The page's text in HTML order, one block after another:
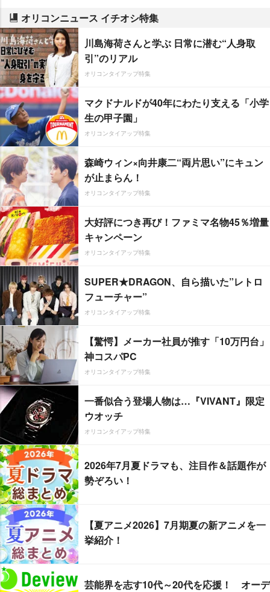
オリコンニュース イチオシ特集
川島海荷さんと学ぶ 日常に潜む“人身取
引”のリアル
オリコンタイアップ特集
マクドナルドが40年にわたり支える「小学
生の甲子園」
オリコンタイアップ特集
森崎ウィン×向井康二“両片思い”にキュン
が止まらん！
オリコンタイアップ特集
大好評につき再び！ファミマ名物45％増量
キャンペーン
オリコンタイアップ特集
SUPER★DRAGON、自ら描いた”レトロ
フューチャー”
オリコンタイアップ特集
【驚愕】メーカー社員が推す「10万円台」
神コスパPC
オリコンタイアップ特集
一番似合う登場人物は…『VIVANT』限定
ウオッチ
オリコンタイアップ特集
2026年7月夏ドラマも、注目作＆話題作が
勢ぞろい！
【夏アニメ2026】7月期夏の新アニメを一
挙紹介！
芸能界を志す10代～20代を応援！ オーデ